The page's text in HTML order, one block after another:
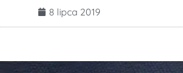
8 lipca 2019